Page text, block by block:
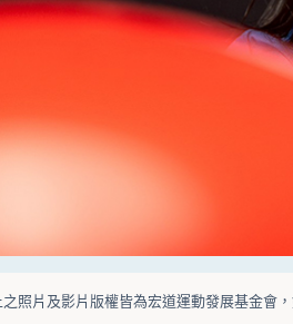
照片及影片版權皆為宏道運動發展基金會